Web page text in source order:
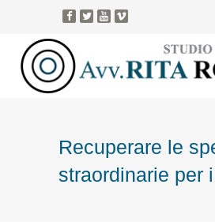
Recuperare le
straordinarie per